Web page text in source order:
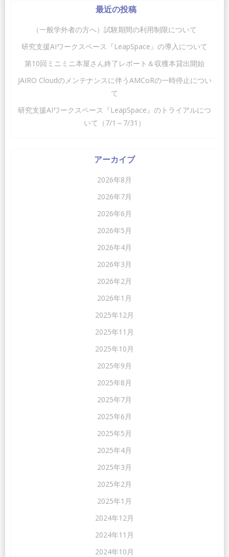
最近の投稿
（一般学外者の方へ）試験期間の利用制限について
研究支援AIワークスペース『LeapSpace』の導入について
第10回ミニミニ本屋さん終了レポート＆収獲本貸出開始
JAIRO Cloudのメンテナンスに伴うAMCoRの一時停止につい
て
研究支援AIワークスペース『LeapSpace』のトライアルにつ
いて（7/1～7/31）
アーカイブ
2026年8月
2026年7月
2026年6月
2026年5月
2026年4月
2026年3月
2026年2月
2026年1月
2025年12月
2025年11月
2025年10月
2025年9月
2025年8月
2025年7月
2025年6月
2025年5月
2025年4月
2025年3月
2025年2月
2025年1月
2024年12月
2024年11月
2024年10月